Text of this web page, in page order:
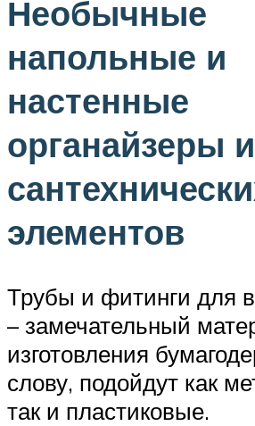
Необычные
напольные и
настенные
органайзеры
элементов
Трубы и фитинги для
– замечательный
изготовления
слову, подойдут как
так и пластиковые.